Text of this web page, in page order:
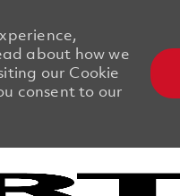
about how we
our Cookie
consent to our